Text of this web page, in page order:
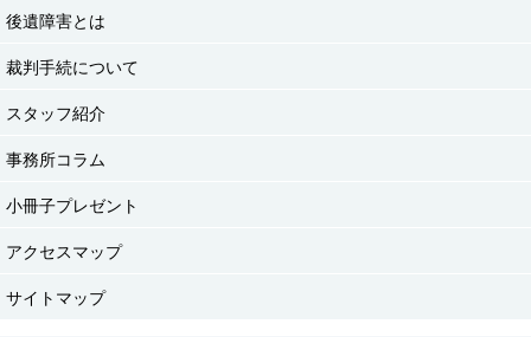
後遺障害とは
裁判手続について
スタッフ紹介
事務所コラム
小冊子プレゼント
アクセスマップ
サイトマップ